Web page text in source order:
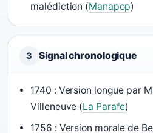
malédiction (Manapop)
3 Signal chronologique
1740 : Version longue par
Villeneuve (La Parafe)
1756 : Version morale de